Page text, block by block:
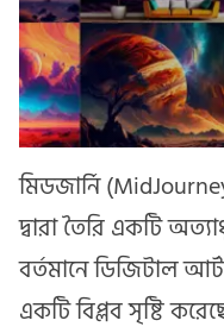
মিডজার্নি
দ্বারা তৈরি একটি
বর্তমানে ডিজিটাল
একটি বিপ্লব সৃষ্টি